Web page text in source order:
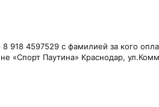
918 4597529 с фамилией за кого
«Спорт Паутина» Краснодар,